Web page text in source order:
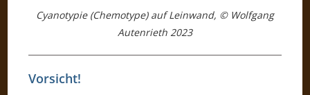
Cyanotypie (Chemotype) auf Leinwand, © Wolfgang
Autenrieth 2023
Vorsicht!